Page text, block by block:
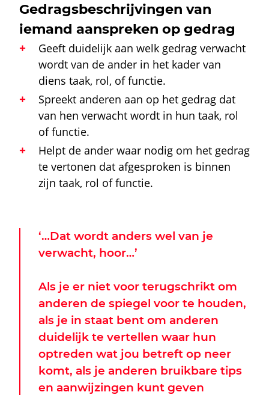
Gedragsbeschrijvingen van
iemand aanspreken op gedrag
Geeft duidelijk aan welk gedrag verwacht
wordt van de ander in het kader van
diens taak, rol, of functie.
Spreekt anderen aan op het gedrag dat
van hen verwacht wordt in hun taak, rol
of functie.
Helpt de ander waar nodig om het gedrag
te vertonen dat afgesproken is binnen
zijn taak, rol of functie.
‘…Dat wordt anders wel van je
verwacht, hoor…’
Als je er niet voor terugschrikt om
anderen de spiegel voor te houden,
als je in staat bent om anderen
duidelijk te vertellen waar hun
optreden wat jou betreft op neer
komt, als je anderen bruikbare tips
en aanwijzingen kunt geven